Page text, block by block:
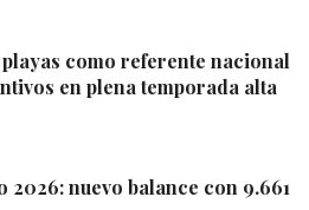
como referente nacional
en plena temporada alta
nuevo balance con 9.661